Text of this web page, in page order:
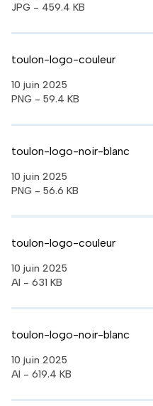
JPG - 459.4 KB
toulon-logo-couleur
10 juin 2025
PNG - 59.4 KB
toulon-logo-noir-blanc
10 juin 2025
PNG - 56.6 KB
toulon-logo-couleur
10 juin 2025
AI - 631 KB
toulon-logo-noir-blanc
10 juin 2025
AI - 619.4 KB